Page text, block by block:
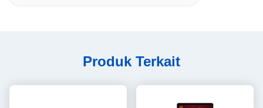
Produk Terkait